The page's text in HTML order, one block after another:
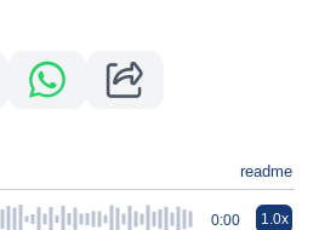
readme
0:00 1.0x